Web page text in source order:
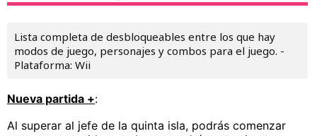
Lista completa de desbloqueables entre los que hay
modos de juego, personajes y combos para el juego. -
Plataforma: Wii
Nueva partida +:
Al superar al jefe de la quinta isla, podrás comenzar